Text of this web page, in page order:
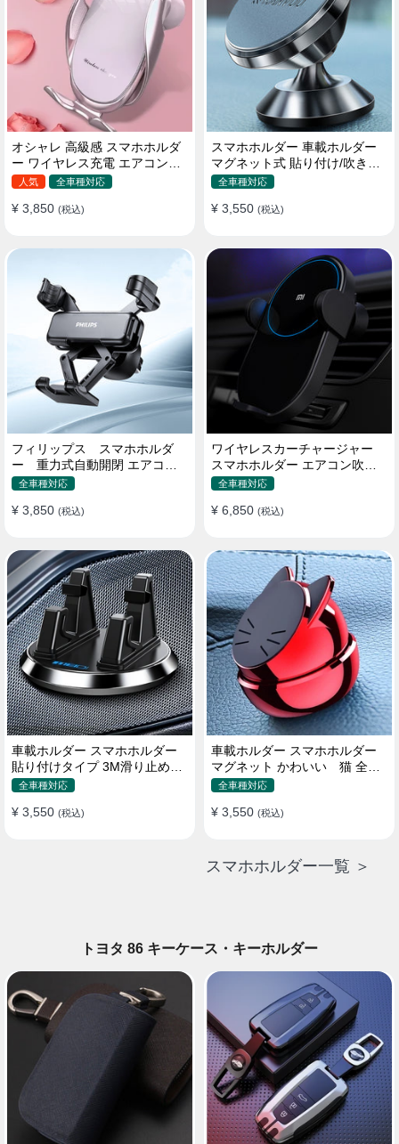
オシャレ 高級感 スマホホルダ
ー ワイヤレス充電 エアコン吹
き出し口/ 吸盤タイプ 女性
人気 全車種対応
¥ 3,850 (税込)
スマホホルダー 車載ホルダー
マグネット式 貼り付け/吹き出
し口 合金 多機種対応
全車種対応
¥ 3,550 (税込)
フィリップス スマホホルダ
ー 重力式自動開閉 エアコン
吹き出し口用 クリップ式 車
全車種対応
¥ 3,850 (税込)
ワイヤレスカーチャージャー
スマホホルダー エアコン吹き
出し口/ 貼り付け
全車種対応
¥ 6,850 (税込)
車載ホルダー スマホホルダー
貼り付けタイプ 3M滑り止めシ
リコンパッド 全機種
全車種対応
¥ 3,550 (税込)
車載ホルダー スマホホルダー
マグネット かわいい 猫 全機
種 片手操作
全車種対応
¥ 3,550 (税込)
スマホホルダー一覧 ＞
トヨタ 86 キーケース・キーホルダー